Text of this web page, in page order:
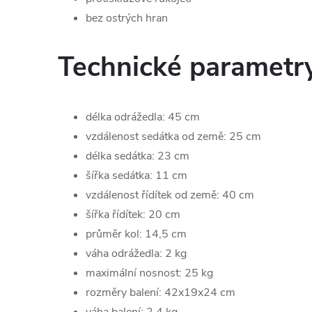
bez ostrých hran
Technické
délka odrážedla: 45 cm
vzdálenost sedátka od země: 25 cm
délka sedátka: 23 cm
šířka sedátka: 11 cm
vzdálenost řídítek od země: 40 cm
šířka řídítek: 20 cm
průměr kol: 14,5 cm
váha odrážedla: 2 kg
maximální nosnost: 25 kg
rozměry balení: 42x19x24 cm